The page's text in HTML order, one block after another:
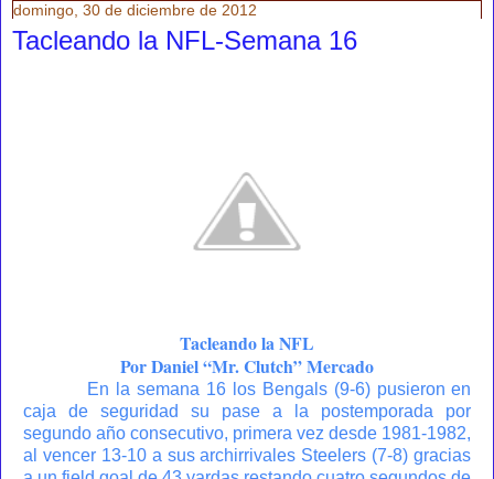
domingo, 30 de diciembre de 2012
Tacleando la NFL-Semana 16
Tacleando la NFL
Por Daniel “Mr. Clutch” Mercado
En la semana 16 los Bengals (9-6) pusieron en
caja de seguridad su pase a la postemporada por
segundo año consecutivo, primera vez desde 1981-1982,
al vencer 13-10 a sus archirrivales Steelers (7-8) gracias